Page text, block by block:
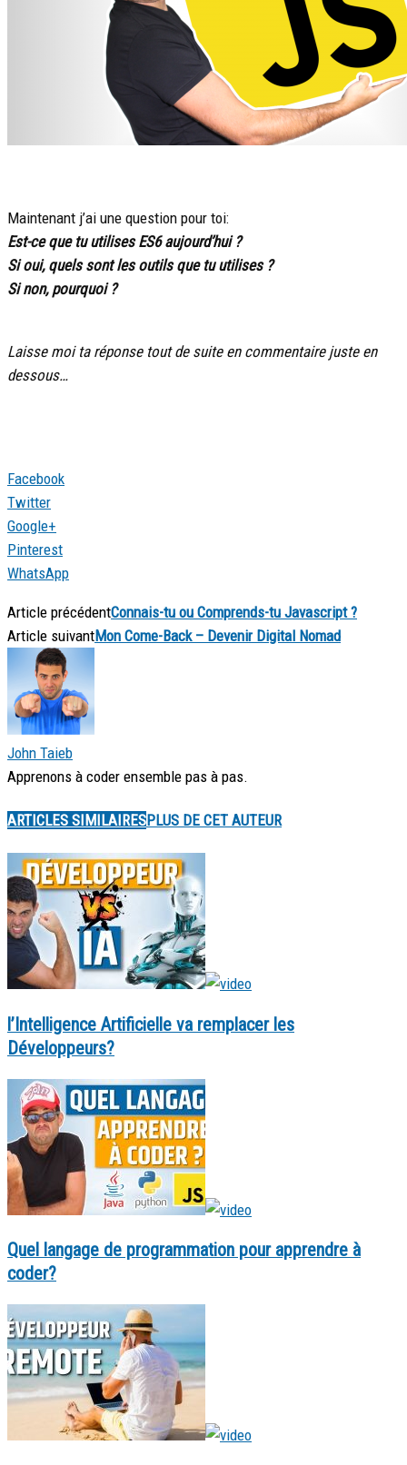
Maintenant j’ai une question pour toi:
Est-ce que tu utilises ES6 aujourd’hui ?
Si oui, quels sont les outils que tu utilises ?
Si non, pourquoi ?
Laisse moi ta réponse tout de suite en commentaire juste en
dessous…
Facebook
Twitter
Google+
Pinterest
WhatsApp
Article précédentConnais-tu ou Comprends-tu Javascript ?
Article suivantMon Come-Back – Devenir Digital Nomad
John Taieb
Apprenons à coder ensemble pas à pas.
ARTICLES SIMILAIRESPLUS DE CET AUTEUR
l’Intelligence Artificielle va remplacer les
Développeurs?
Quel langage de programmation pour apprendre à
coder?